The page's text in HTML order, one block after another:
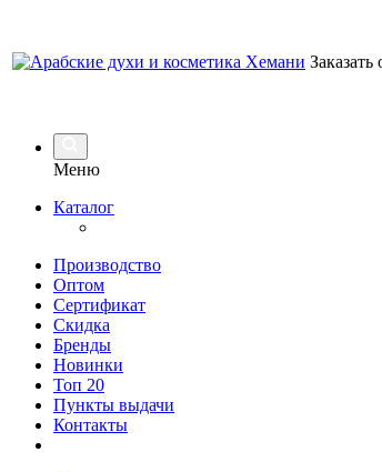
Меню
Каталог
Производство
Оптом
Сертификат
Скидка
Бренды
Новинки
Топ 20
Пункты выдачи
Контакты